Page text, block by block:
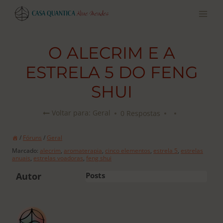
Pular
para
O ALECRIM E A
ESTRELA 5 DO FENG
SHUI
Voltar para: Geral 0 Respostas
/ Fóruns / Geral
Marcado: alecrim, aromaterapia, cinco elementos, estrela 5, estrelas
anuais, estrelas voadoras, feng shui
Autor Posts